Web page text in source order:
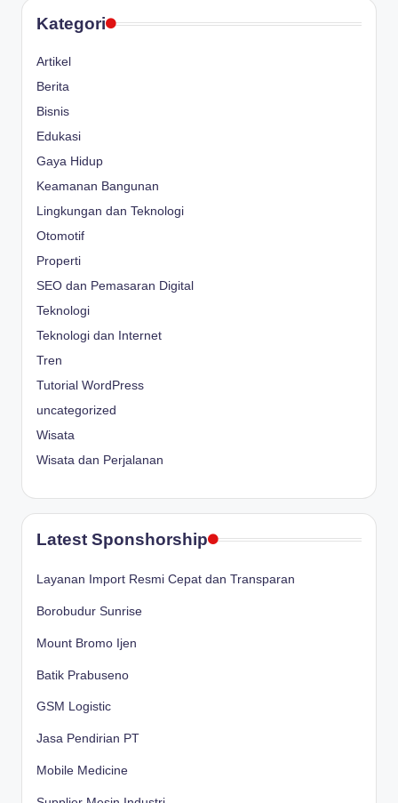
Kategori
Artikel
Berita
Bisnis
Edukasi
Gaya Hidup
Keamanan Bangunan
Lingkungan dan Teknologi
Otomotif
Properti
SEO dan Pemasaran Digital
Teknologi
Teknologi dan Internet
Tren
Tutorial WordPress
uncategorized
Wisata
Wisata dan Perjalanan
Latest Sponshorship
Layanan Import Resmi Cepat dan Transparan
Borobudur Sunrise
Mount Bromo Ijen
Batik Prabuseno
GSM Logistic
Jasa Pendirian PT
Mobile Medicine